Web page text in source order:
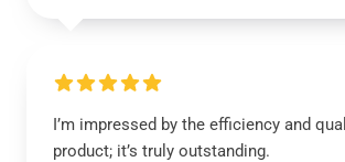
I’m impressed by the efficiency and
product; it’s truly outstanding.